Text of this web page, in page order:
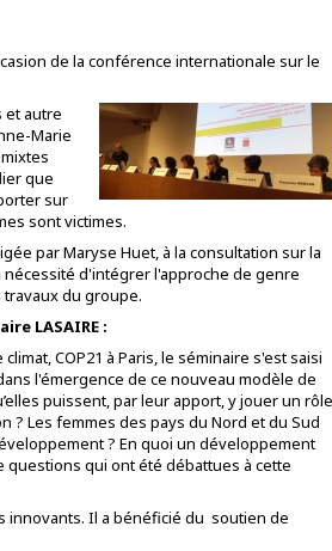
de la conférence internationale sur le
et autre
Marie
que
sur
sont victimes.
par Maryse Huet, à la consultation sur la
d'intégrer l'approche de genre
du groupe.
LASAIRE :
COP21 à Paris, le séminaire s'est saisi
l'émergence de ce nouveau modèle de
puissent, par leur apport, y jouer un rôle
? Les femmes des pays du Nord et du Sud
? En quoi un développement
questions qui ont été débattues à cette
innovants. Il a bénéficié du soutien de